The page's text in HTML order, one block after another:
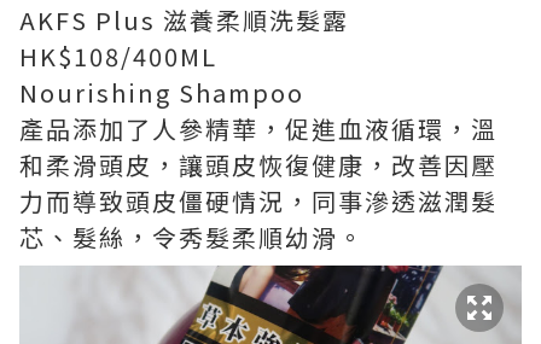
AKFS Plus 滋養柔順洗髮露
HK$108/400ML
Nourishing Shampoo
產品添加了人參精華，促進血液循環，溫
和柔滑頭皮，讓頭皮恢復健康，改善因壓
力而導致頭皮僵硬情況，同事滲透滋潤髮
芯、髮絲，令秀髮柔順幼滑。